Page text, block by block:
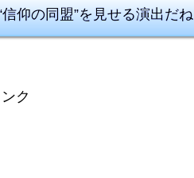
仰の同盟”を見せる演出だね
ク